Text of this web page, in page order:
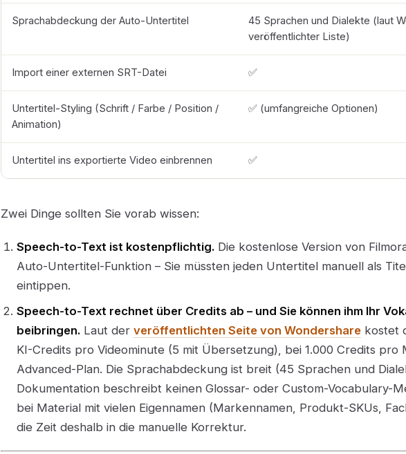
Sprachabdeckung der Auto-Untertitel
45 Sprachen und Dialekte (laut
veröffentlichter Liste)
Import einer externen SRT-Datei ✅
Untertitel-Styling (Schrift / Farbe / Position /
Animation)
✅ (umfangreiche Optionen)
Untertitel ins exportierte Video einbrennen ✅
Zwei Dinge sollten Sie vorab wissen:
Speech-to-Text ist kostenpflichtig. Die kostenlose Version von
Auto-Untertitel-Funktion – Sie müssten jeden Untertitel manuell als
eintippen.
Speech-to-Text rechnet über Credits ab – und Sie können ihm Ihr
beibringen. Laut derveröffentlichten Seite von Wondershare kostet
KI-Credits pro Videominute (5 mit Übersetzung), bei 1.000 Credits pro
Advanced-Plan. Die Sprachabdeckung ist breit (45 Sprachen und
Dokumentation beschreibt keinen Glossar- oder Custom-Vocabulary-
bei Material mit vielen Eigennamen (Markennamen, Produkt-SKUs,
die Zeit deshalb in die manuelle Korrektur.